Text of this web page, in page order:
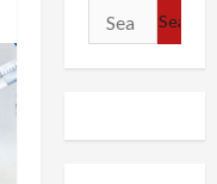
Search
for: